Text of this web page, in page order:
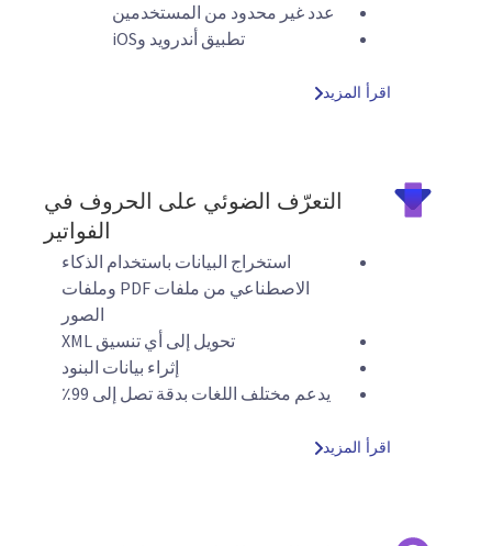
عدد غير محدود من المستخدمين
تطبيق أندرويد وiOS
اقرأ المزيد
التعرّف الضوئي على الحروف في
الفواتير
استخراج البيانات باستخدام الذكاء
الاصطناعي من ملفات PDF وملفات
الصور
تحويل إلى أي تنسيق XML
إثراء بيانات البنود
يدعم مختلف اللغات بدقة تصل إلى 99٪
اقرأ المزيد